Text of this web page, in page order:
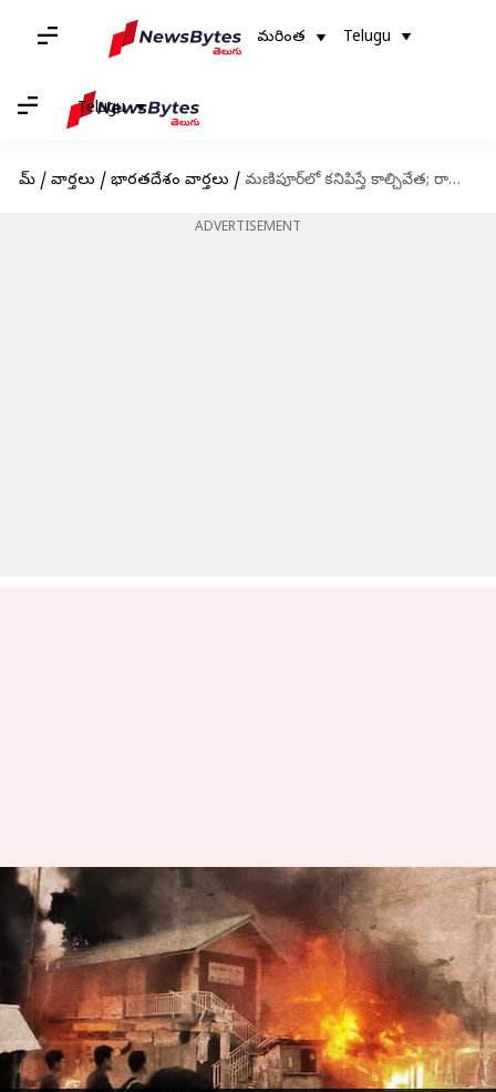
మరింత Telugu
Telugu
హోమ్ / వార్తలు / భారతదేశం వార్తలు / మణిపూర్‌లో కనిపిస్తే కాల్చివేత; రాష్ట్రం ఎందుకు రావణకాష్టమైంది? ఈ హింస వెనకాల ఉన్న దశాబ్దాల కథేంటి?
ADVERTISEMENT
మణిపూర్‌లో కనిపిస్తే కాల్చివేత;
రాష్ట్రం ఎందుకు రావణకాష్టమైంది?
ఈ హింస వెనకాల ఉన్న దశాబ్దాల
కథేంటి?
వ్రాసిన వారు Stalin May 04, 2023 07:18 pm